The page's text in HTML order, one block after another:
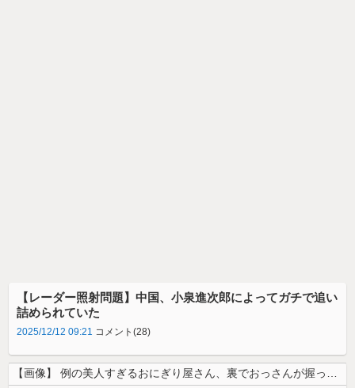
【レーダー照射問題】中国、小泉進次郎によってガチで追い
詰められていた
2025/12/12 09:21 コメント(28)
【画像】 例の美人すぎるおにぎり屋さん、裏でおっさんが握っていたｗｗｗ...